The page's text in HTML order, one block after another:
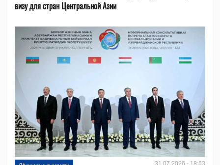
визу для стран Центральной Азии
31.07.2026 - 18:53